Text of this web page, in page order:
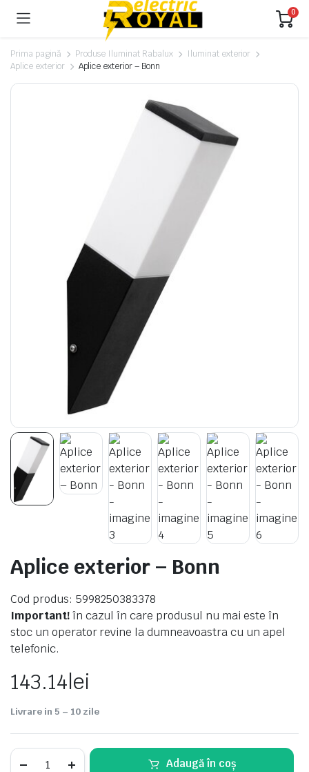
0
Prima pagină Produse Iluminat Rabalux
Iluminat exterior
Aplice exterior
Aplice exterior – Bonn
Aplice exterior – Bonn
Cod produs: 5998250383378
Important!în cazul în care produsul nu mai este în
stoc un operator revine la dumneavoastra cu un apel
telefonic.
143.14lei
Livrare in 5 – 10 zile
exterior
Adaugă în coș